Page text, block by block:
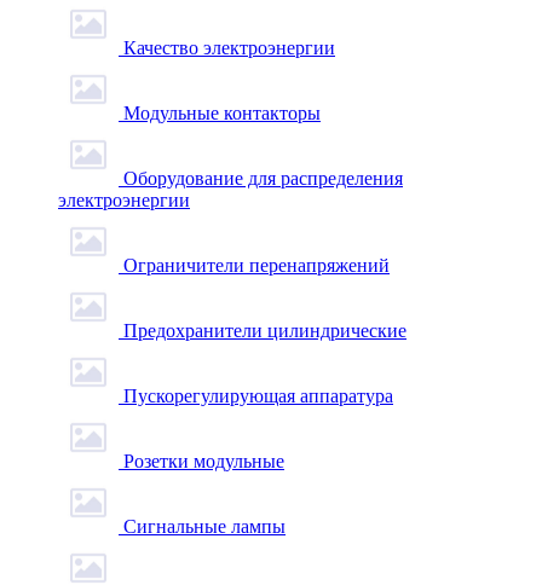
Качество электроэнергии
Модульные контакторы
Оборудование для распределения
электроэнергии
Ограничители перенапряжений
Предохранители цилиндрические
Пускорегулирующая аппаратура
Розетки модульные
Сигнальные лампы